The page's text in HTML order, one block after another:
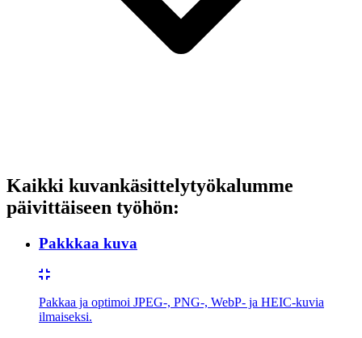
Kaikki kuvankäsittelytyökalumme
päivittäiseen työhön:
Pakkkaa kuva
Pakkaa ja optimoi JPEG-, PNG-, WebP- ja HEIC-kuvia
ilmaiseksi.